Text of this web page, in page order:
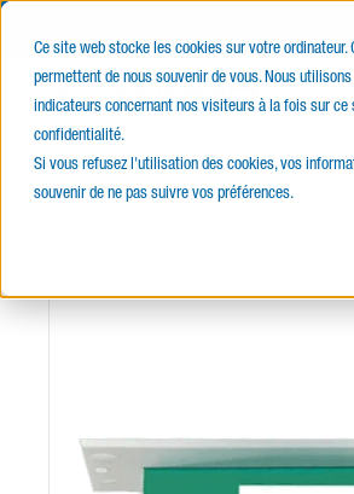
Ce site web stocke les cookies sur votre
permettent de nous souvenir de vous. Nous
indicateurs concernant nos visiteurs à la fois sur
confidentialité.
Si vous refusez l'utilisation des cookies, vos
souvenir de ne pas suivre vos préférences.
E-
Accueil Éclairage d’urgence Enseignes